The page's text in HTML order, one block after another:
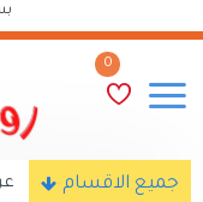
0
جميع الاقسام